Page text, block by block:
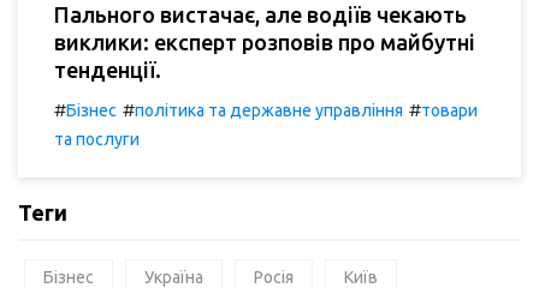
Пального вистачає, але водіїв чекають
виклики: експерт розповів про майбутні
тенденції.
#Бізнес #політика та державне управління #товари
та послуги
Теги
Бізнес Україна Росія Київ